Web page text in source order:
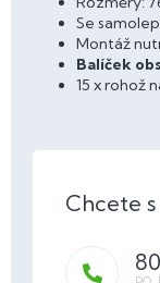
Se
Montáž
Balíček
15 x rohož